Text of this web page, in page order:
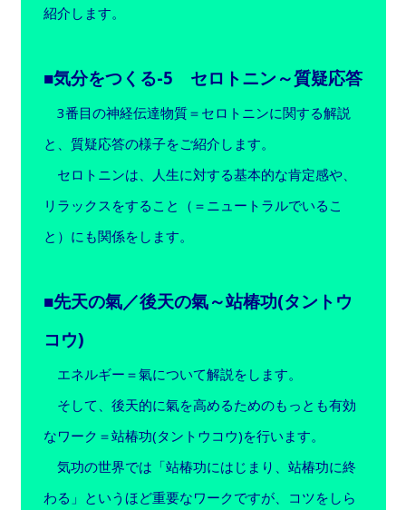
紹介します。
■気分をつくる-5 セロトニン～質疑応答
3番目の神経伝達物質＝セロトニンに関する解説
と、質疑応答の様子をご紹介します。
セロトニンは、人生に対する基本的な肯定感や、
リラックスをすること（＝ニュートラルでいるこ
と）にも関係をします。
■先天の氣／後天の氣～站椿功(タントウ
コウ)
エネルギー＝氣について解説をします。
そして、後天的に氣を高めるためのもっとも有効
なワーク＝站椿功(タントウコウ)を行います。
気功の世界では「站椿功にはじまり、站椿功に終
わる」というほど重要なワークですが、コツをしら